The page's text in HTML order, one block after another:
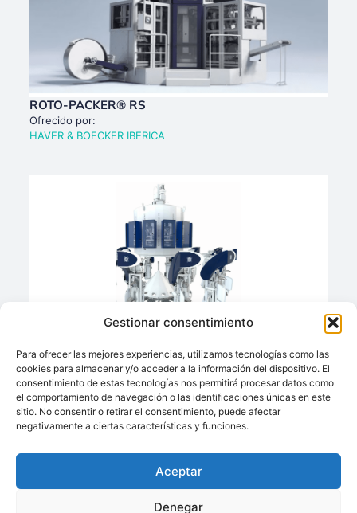
Gestionar consentimiento
Para ofrecer las mejores experiencias, utilizamos tecnologías como las
cookies para almacenar y/o acceder a la información del dispositivo. El
consentimiento de estas tecnologías nos permitirá procesar datos como
el comportamiento de navegación o las identificaciones únicas en este
sitio. No consentir o retirar el consentimiento, puede afectar
negativamente a ciertas características y funciones.
Aceptar
Denegar
ROTO-PACKER® RS
Ofrecido por:
HAVER & BOECKER IBERICA
Ofrecido por:
HAVER & BOECKER IBERICA
Techsolids está
Llámenos:
+34 93 238 68 68